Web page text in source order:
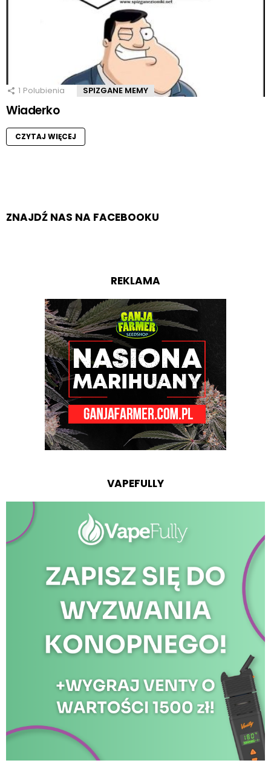
1 Polubienia SPIZGANE MEMY
Wiaderko
CZYTAJ WIĘCEJ
ZNAJDŹ NAS NA FACEBOOKU
REKLAMA
VAPEFULLY